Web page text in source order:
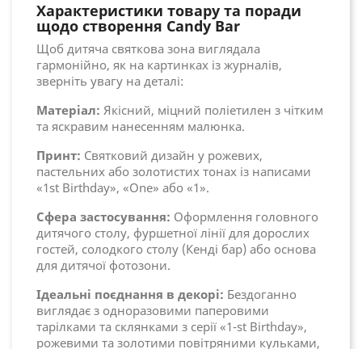
Характеристики товару та поради
щодо створення Candy Bar
Щоб дитяча святкова зона виглядала
гармонійно, як на картинках із журналів,
зверніть увагу на деталі:
Матеріал: Якісний, міцний поліетилен з чітким
та яскравим нанесенням малюнка.
Принт: Святковий дизайн у рожевих,
пастельних або золотистих тонах із написами
«1st Birthday», «One» або «1».
Сфера застосування: Оформлення головного
дитячого столу, фуршетної лінії для дорослих
гостей, солодкого столу (Кенді бар) або основа
для дитячої фотозони.
Ідеальні поєднання в декорі: Бездоганно
виглядає з одноразовими паперовими
тарілками та склянками з серії «1-st Birthday»,
рожевими та золотими повітряними кульками,